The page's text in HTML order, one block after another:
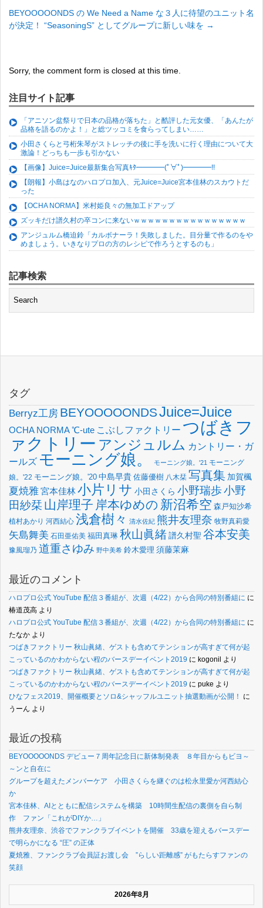
BEYOOOOONDS の We Need a Name な３人に待望のユニット名
が決定！ “SeasoningS” としてグループに新しい味を →
Sorry, the comment form is closed at this time.
注目サイト記事
「アニソン盆祭りで日本の品格が落ちた」と酷評した元女優、「あんたが
品格を語るのかよ！」と総ツッコミを食らってしまい……
小田さくらと弓桁朱琴がストレッチの後に手を洗いに行く理由について大
激論！どっちも一歩も引かない
【画像】Juice=Juice最新集合写真ｷﾀ━━━━(ﾟ∀ﾟ)━━━━!!
【朗報】小島はなのハロプロ加入、元Juice=Juice宮本佳林のスカウトだ
った
【OCHA NORMA】米村姫良々の無加工ドアップ
ズッキだけ譜久村の卒コンに来ないｗｗｗｗｗｗｗｗｗｗｗｗｗｗｗｗ
アンジュルム橋迫鈴「カルボナーラ！失敗しました。目分量で作るのをや
めましょう。いきなりプロの方のレシピで作ろうとするのも」
記事検索
タグ
Berryz工房 BEYOOOOONDSJuice=Juice
OCHA NORMA℃-ute こぶしファクトリー つばきフ
ァクトリー アンジュルム カントリー・ガ
ールズ モーニング娘。 モーニング娘。'21 モーニング
娘。'22 モーニング娘。'20 中島早貴 佐藤優樹 八木栞 写真集 加賀楓
夏焼雅宮本佳林小片リサ 小田さくら 小野瑞歩小野
田紗栞 山岸理子 岸本ゆめの 新沼希空 森戸知沙希
植村あかり 河西結心 浅倉樹々 清水佐紀 熊井友理奈 牧野真莉愛
矢島舞美 石田亜佑美 福田真琳 秋山眞緒譜久村聖 谷本安美
豫風瑠乃 道重さゆみ 野中美希 鈴木愛理 須藤茉麻
最近のコメント
ハロプロ公式 YouTube 配信３番組が、次週（4/22）から合同の特別番組に に
椿道茂高 より
ハロプロ公式 YouTube 配信３番組が、次週（4/22）から合同の特別番組に に
たなか より
つばきファクトリー 秋山眞緒、ゲストも含めてテンションが高すぎて何が起
こっているのかわからない程のバースデーイベント2019 に kogonil より
つばきファクトリー 秋山眞緒、ゲストも含めてテンションが高すぎて何が起
こっているのかわからない程のバースデーイベント2019 に puke より
ひなフェス2019、開催概要とソロ&シャッフルユニット抽選動画が公開！
に
うーん より
最近の投稿
BEYOOOOONDS デビュー７周年記念日に新体制発表 ８年目からもビヨ～
～ンと自在に
グループを超えたメンバーケア 小田さくらを継ぐのは松永里愛か河西結心
か
宮本佳林、AIとともに配信システムを構築 10時間生配信の裏側を自ら制
作 ファン「これがDIYか…」
熊井友理奈、渋谷でファンクラブイベントを開催 33歳を迎えるバースデー
で明らかになる “圧” の正体
夏焼雅、ファンクラブ会員証お渡し会 ”らしい距離感” がもたらすファンの
笑顔
2026年8月